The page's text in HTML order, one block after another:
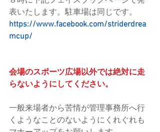
表いたします。駐車場は同じです。
https://www.facebook.com/striderdrea
mcup/
会場のスポーツ広場以外では絶対に走
らないようにしてください。
一般来場者から苦情が管理事務所へ行
くようなことのないようにくれぐれも